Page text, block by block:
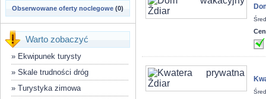
Obserwowane oferty noclegowe (0)
Warto zobaczyć
» Ekwipunek turysty
» Skale trudności dróg
» Turystyka zimowa